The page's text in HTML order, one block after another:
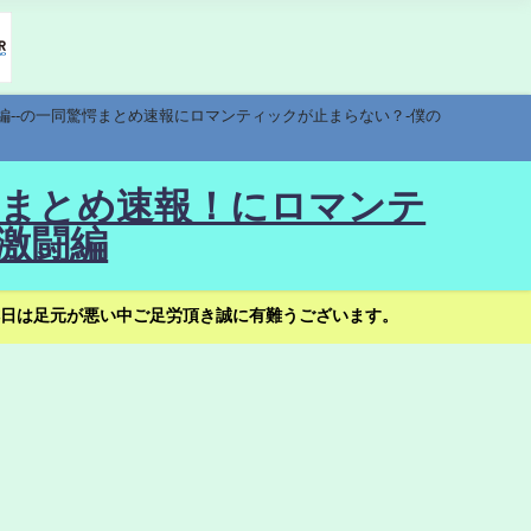
の一同驚愕まとめ速報にロマンティックが止まらない？-僕の
とめ速報！にロマンテ
闘編
足元が悪い中ご足労頂き誠に有難うございます。